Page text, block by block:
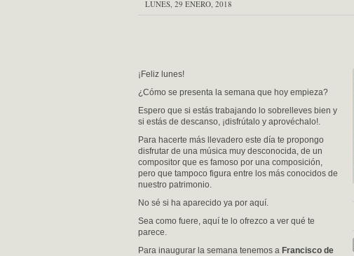
LUNES, 29 ENERO, 2018
¡Feliz lunes!
¿Cómo se presenta la semana que hoy empieza?
Espero que si estás trabajando lo sobrelleves bien y
si estás de descanso, ¡disfrútalo y aprovéchalo!.
Para hacerte más llevadero este día te propongo
disfrutar de una música muy desconocida, de un
compositor que es famoso por una composición,
pero que tampoco figura entre los más conocidos de
nuestro patrimonio.
No sé si ha aparecido ya por aquí.
Sea como fuere, aquí te lo ofrezco a ver qué te
parece.
Para inaugurar la semana tenemos a Francisco de